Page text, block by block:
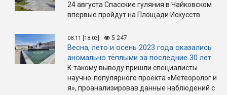
24 августа Спасские гуляния в Чайковском
впервые пройдут на Площади Искусств.
08.11 [18:03] 5 247
Весна, лето и осень 2023 года оказались
аномально тёплыми за последние 30 лет
К такому выводу пришли специалисты
научно-популярного проекта «Метеоролог и
я», проанализировав данные наблюдений с